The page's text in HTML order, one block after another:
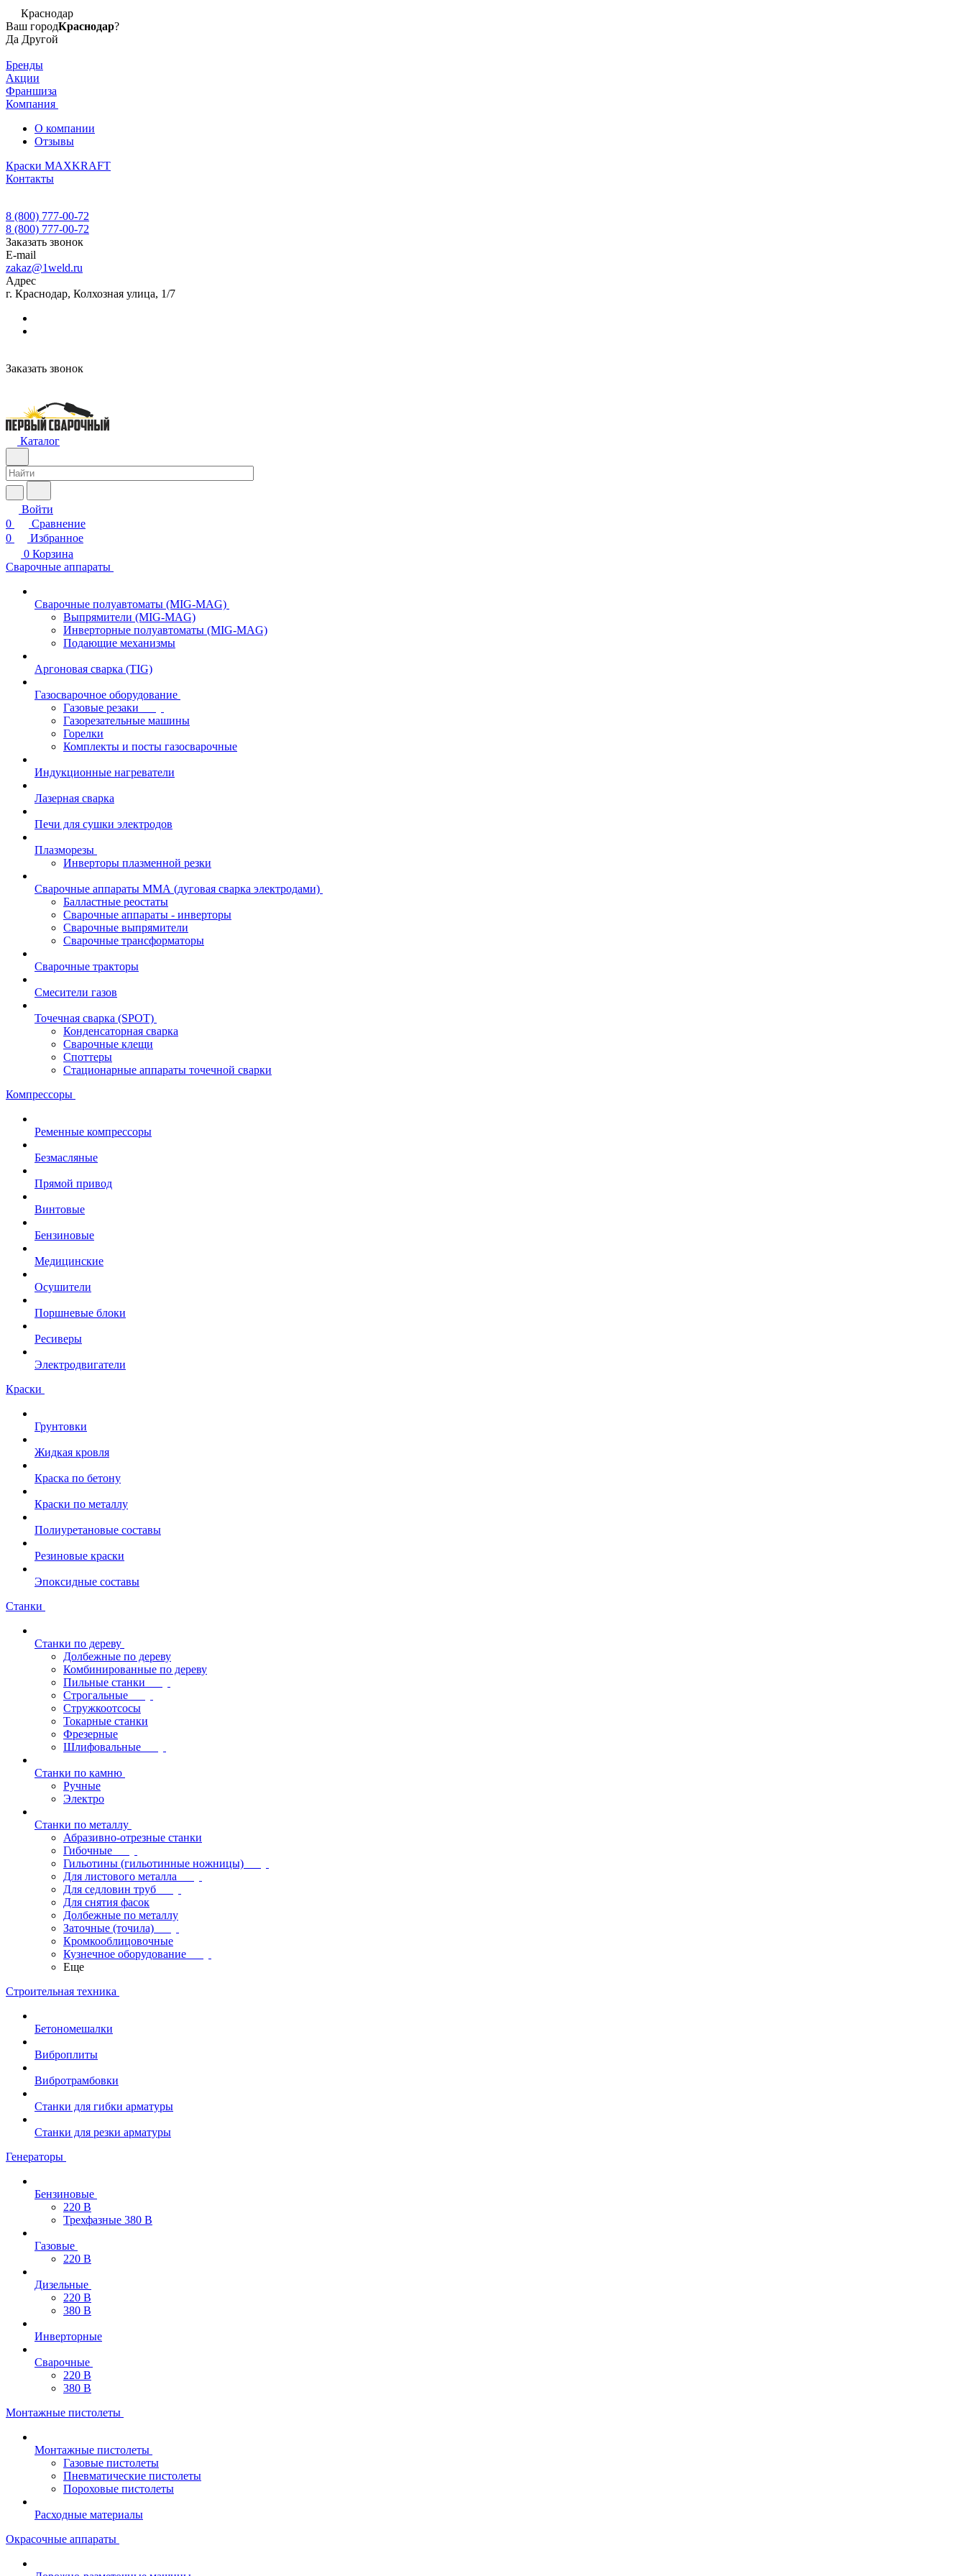
Краснодар
Ваш городКраснодар?
Да Другой
Бренды
Акции
Франшиза
Компания
О компании
Отзывы
Краски MAXKRAFT
Контакты
8 (800) 777-00-72
8 (800) 777-00-72
Заказать звонок
E-mail
zakaz@1weld.ru
Адрес
г. Краснодар, Колхозная улица, 1/7
Заказать звонок
Каталог
Войти
0
Сравнение
0
Избранное
0 Корзина
Сварочные аппараты
Сварочные полуавтоматы (MIG-MAG)
Выпрямители (MIG-MAG)
Инверторные полуавтоматы (MIG-MAG)
Подающие механизмы
Аргоновая сварка (TIG)
Газосварочное оборудование
Газовые резаки
Газорезательные машины
Горелки
Комплекты и посты газосварочные
Индукционные нагреватели
Лазерная сварка
Печи для сушки электродов
Плазморезы
Инверторы плазменной резки
Сварочные аппараты ММА (дуговая сварка электродами)
Балластные реостаты
Сварочные аппараты - инверторы
Сварочные выпрямители
Сварочные трансформаторы
Сварочные тракторы
Смесители газов
Точечная сварка (SPOT)
Конденсаторная сварка
Сварочные клещи
Споттеры
Стационарные аппараты точечной сварки
Компрессоры
Ременные компрессоры
Безмасляные
Прямой привод
Винтовые
Бензиновые
Медицинские
Осушители
Поршневые блоки
Ресиверы
Электродвигатели
Краски
Грунтовки
Жидкая кровля
Краска по бетону
Краски по металлу
Полиуретановые составы
Резиновые краски
Эпоксидные составы
Станки
Станки по дереву
Долбежные по дереву
Комбинированные по дереву
Пильные станки
Строгальные
Стружкоотсосы
Токарные станки
Фрезерные
Шлифовальные
Станки по камню
Ручные
Электро
Станки по металлу
Абразивно-отрезные станки
Гибочные
Гильотины (гильотинные ножницы)
Для листового металла
Для седловин труб
Для снятия фасок
Долбежные по металлу
Заточные (точила)
Кромкооблицовочные
Кузнечное оборудование
Еще
Строительная техника
Бетономешалки
Виброплиты
Вибротрамбовки
Станки для гибки арматуры
Станки для резки арматуры
Генераторы
Бензиновые
220 В
Трехфазные 380 В
Газовые
220 В
Дизельные
220 В
380 В
Инверторные
Сварочные
220 В
380 В
Монтажные пистолеты
Монтажные пистолеты
Газовые пистолеты
Пневматические пистолеты
Пороховые пистолеты
Расходные материалы
Окрасочные аппараты